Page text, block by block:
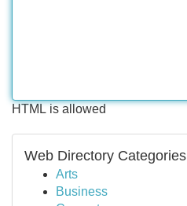
HTML is allowed
Web Directory Categories
Arts
Business